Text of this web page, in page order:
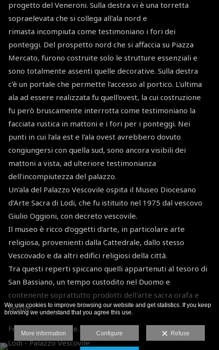
progetto del Veneroni. Sulla destra vi è una torretta
sopraelevata che si collega all'ala nord e
rimasta incompiuta come testimoniano i fori dei
ponteggi. Del prospetto nord che si affaccia su Piazza
Mercato, furono costruite solo le strutture essenziali e
sono totalmente assenti quelle decorative. Sulla destra
c'è un portale che permette l'accesso al portico. L'ultima
ala ad essere realizzata fu quell'ovest, la cui costruzione
fu però bruscamente interrotta come testimoniano la
facciata rustica in mattoni e i fori per i ponteggi. Nei
punti in cui l'ala est e l'ala ovest avrebbero dovuto
congiungersi con quella sud, sono ancora visibili dei
mattoni a vista, ad ulteriore testimonianza
dell'incompiutezza del palazzo.
Un'ala del Palazzo Vescovile ospita il Museo Diocesano
d'Arte Sacra di Lodi, che fu istituito nel 1975 dal vescovo
Giulio Oggioni, con decreto vescovile.
Il museo è ricco d'oggetti d'arte, in particolare arte
religiosa, provenienti dalla Cattedrale, dallo stesso
Vescovado e da altri edifici religiosi della città.
Tra questi reperti spiccano quelli appartenuti al tesoro di
San Bassiano, un tempo custodito nel Duomo e
contenente soprattutto prodotti dell'arte sacra orafa e
tessile.
Fonte: www.comune.lo.it
We use cookies to improve browsing our website and get statistics. If you keep
browsing we understand that you agree this use.
More information Configure Refuse